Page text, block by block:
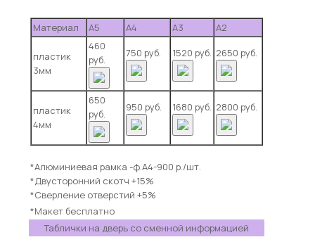
Материал А5 А4 А3 А2
пластик
3мм
460
руб.
750 руб. 1520 руб. 2650 руб.
пластик
4мм
650
руб.
950 руб. 1680 руб. 2800 руб.
*Алюминиевая рамка -ф.А4-900 р./шт.
*Двусторонний скотч +15%
*Сверление отверстий +5%
*Макет бесплатно
Таблички на дверь со сменной информацией